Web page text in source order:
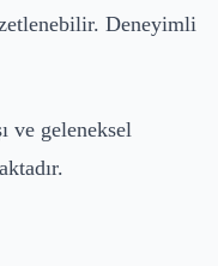
Deneyimli
ve geleneksel